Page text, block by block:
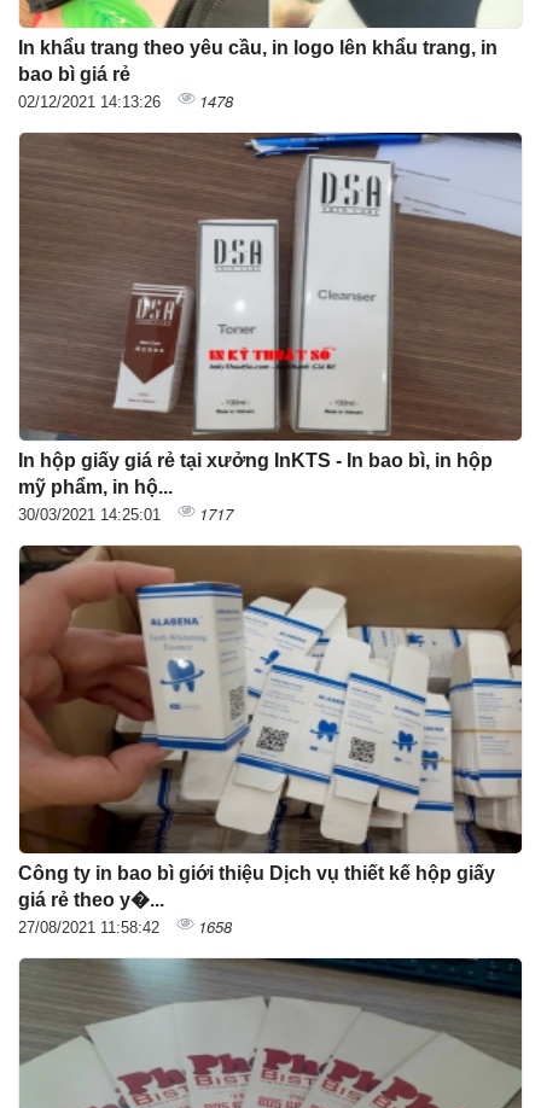
In khẩu trang theo yêu cầu, in logo lên khẩu trang, in
bao bì giá rẻ
02/12/2021 14:13:26 1478
In hộp giấy giá rẻ tại xưởng InKTS - In bao bì, in hộp
mỹ phẩm, in hộ...
30/03/2021 14:25:01 1717
Công ty in bao bì giới thiệu Dịch vụ thiết kế hộp giấy
giá rẻ theo y�...
27/08/2021 11:58:42 1658